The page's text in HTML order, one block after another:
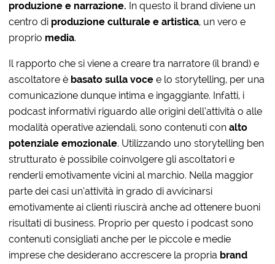
produzione e narrazione. In questo il brand diviene un
centro di produzione culturale e artistica, un vero e
proprio media.
Il rapporto che si viene a creare tra narratore (il brand) e
ascoltatore è basato sulla voce e lo storytelling, per una
comunicazione dunque intima e ingaggiante. Infatti, i
podcast informativi riguardo alle origini dell’attività o alle
modalità operative aziendali, sono contenuti conalto
potenziale emozionale. Utilizzando uno storytelling ben
strutturato è possibile coinvolgere gli ascoltatori e
renderli emotivamente vicini al marchio. Nella maggior
parte dei casi un’attività in grado di avvicinarsi
emotivamente ai clienti riuscirà anche ad ottenere buoni
risultati di business. Proprio per questo i podcast sono
contenuti consigliati anche per le piccole e medie
imprese che desiderano accrescere la propria brand